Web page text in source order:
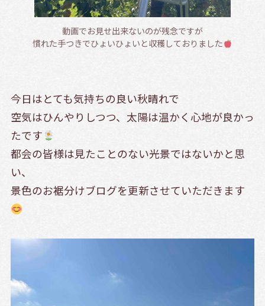
動画でお見せ出来ないのが残念ですが
慣れた手つきでひょいひょいと収穫しておりました
今日はとても気持ちの良い秋晴れで
空気はひんやりしつつ、太陽は温かく心地が良かっ
たです
都会の皆様は見たことのない光景ではないかと思
い、
景色のお裾分けブログを更新させていただきます